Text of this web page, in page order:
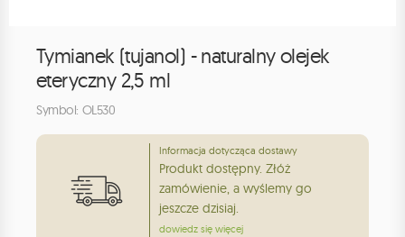
Tymianek (tujanol) - naturalny olejek
eteryczny 2,5 ml
Symbol: OL530
Informacja dotycząca dostawy
Produkt dostępny. Złóż
zamówienie, a wyślemy go
jeszcze dzisiaj.
dowiedz się więcej